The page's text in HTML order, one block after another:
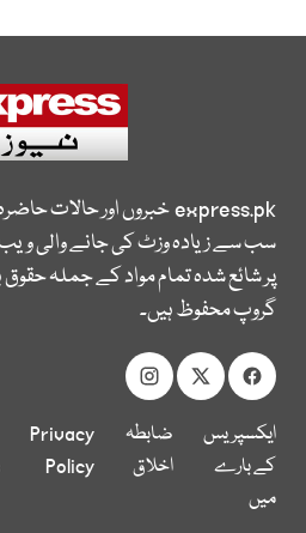
express.pkخبروں اور حالات
سب سے زیادہ وزٹ کی جانے والی
پر شائع شدہ تمام مواد کے جملہ
گروپ محفوظ ہیں۔
ایکسپریس
کے بارے
میں
ضابطہ
اخلاق
Privacy
Policy